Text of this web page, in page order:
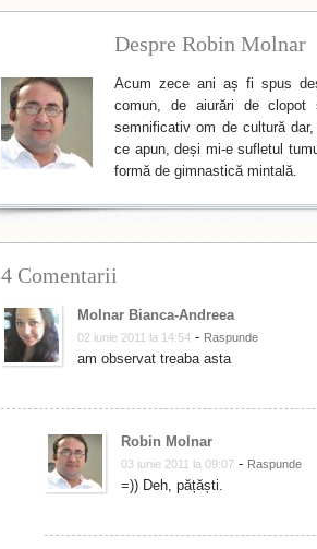
Despre Robin Molnar
Acum zece ani aș fi spus
comun, de aiurări de
semnificativ om de cultură
ce apun, deși mi-e sufletul
formă de gimnastică mintală.
4 Comentarii
Molnar Bianca-Andreea
02 iunie 2011 la 14:54 - Raspunde
am observat treaba asta
Robin Molnar
03 iunie 2011 la 09:07 - Raspunde
=)) Deh, pățăști.